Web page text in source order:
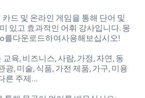
카드 및 온라인 게임을 통해 단어 및
있고 효과적인 어휘 강사입니다. 몽
를다운로드하여사용해보십시오!
육, 비즈니스, 사람, 가정, 자연, 동
광, 미술, 식품, 가전 제품, 가구, 미용
른 주제...